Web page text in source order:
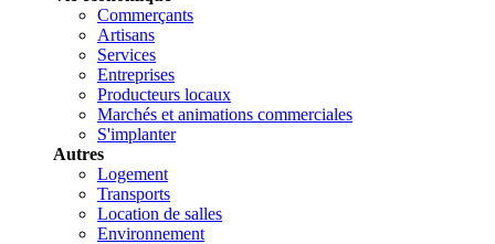
Commerçants
Artisans
Services
Entreprises
Producteurs locaux
Marchés et animations commerciales
S'implanter
Autres
Logement
Transports
Location de salles
Environnement